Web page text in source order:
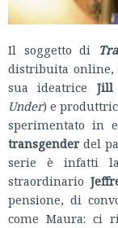
Il soggetto di
distribuita online,
sua ideatrice Jill
Under) e
sperimentato in
transgenderdel
serie è infatti
straordinario
pensione, di
come Maura: ci